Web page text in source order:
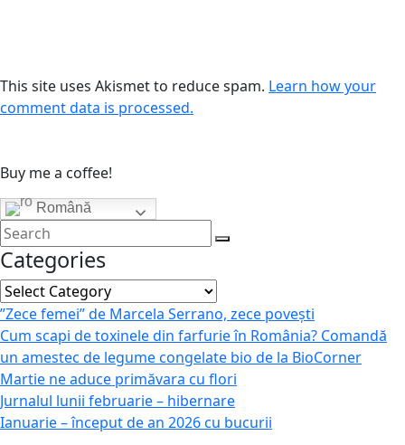
This site uses Akismet to reduce spam. Learn how your
comment data is processed.
Buy me a coffee!
Română
Categories
Categories
”Zece femei” de Marcela Serrano, zece povești
Cum scapi de toxinele din farfurie în România? Comandă
un amestec de legume congelate bio de la BioCorner
Martie ne aduce primăvara cu flori
Jurnalul lunii februarie – hibernare
Ianuarie – început de an 2026 cu bucurii